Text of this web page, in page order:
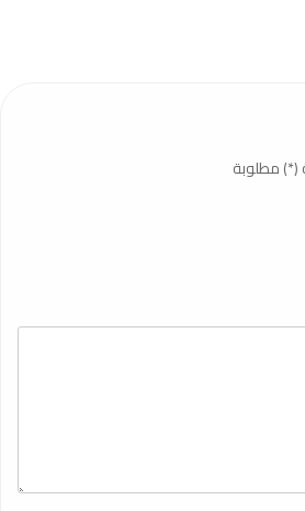
(*) مطلوبة